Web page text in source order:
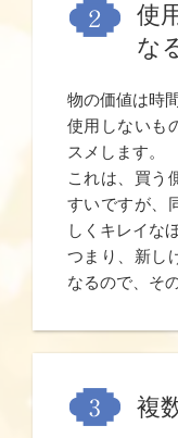
使
な
物の価値は時
使用しないも
スメします。
これは、買う
すいですが、
しくキレイな
つまり、新し
なるので、そ
複